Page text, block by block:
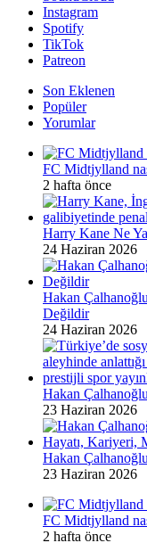
Instagram
Spotify
TikTok
Patreon
Son Eklenen
Popüler
Yorumlar
FC Midtjylland
2 hafta önce
Harry Kane Ne
24 Haziran 2026
Hakan
Değildir
24 Haziran 2026
Hakan
23 Haziran 2026
Hakan
23 Haziran 2026
FC Midtjylland
2 hafta önce